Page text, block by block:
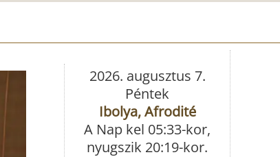
2026. augusztus 7.
Péntek
Ibolya, Afrodité
A Nap kel 05:33-kor,
nyugszik 20:19-kor.